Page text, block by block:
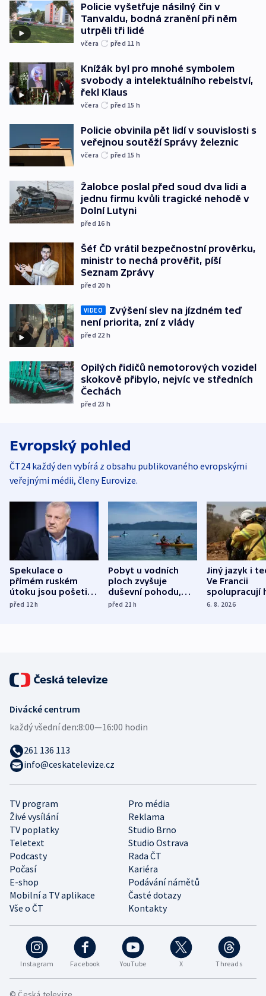
Policie vyšetřuje násilný čin v
Tanvaldu, bodná zranění při něm
utrpěli tři lidé
včera před 11 h
Knížák byl pro mnohé symbolem
svobody a intelektuálního rebelství,
řekl Klaus
včera před 15 h
Policie obvinila pět lidí v souvislosti s
veřejnou soutěží Správy železnic
včera před 15 h
Žalobce poslal před soud dva lidi a
jednu firmu kvůli tragické nehodě v
Dolní Lutyni
před 16 h
Šéf ČD vrátil bezpečnostní prověrku,
ministr to nechá prověřit, píší
Seznam Zprávy
před 20 h
VIDEO
Zvýšení slev na jízdném teď
není priorita, zní z vlády
před 22 h
Opilých řidičů nemotorových vozidel
skokově přibylo, nejvíc ve středních
Čechách
před 23 h
Evropský pohled
ČT24 každý den vybírá z obsahu publikovaného evropskými
veřejnými médii, členy Eurovize.
Spekulace o
přímém ruském
útoku jsou pošetilé,
míní estonský
před 12h
Pobyt u vodních
ploch zvyšuje
duševní pohodu,
ukázala
před 21h
Jiný jazyk i
Ve Francii
spolupracují
různých zemí
6. 8. 2026
Instagram Facebook YouTube X Threads
TV program
Pro média
Živé vysílání
Reklama
TV poplatky
Studio Brno
Teletext
Studio Ostrava
Podcasty
Rada ČT
Počasí
Kariéra
E-shop
Podávání námětů
Mobilní a TV aplikace
Časté dotazy
Vše o ČT
Kontakty
Divácké centrum
každý všední den:8:00—16:00 hodin
261 136 113
info@ceskatelevize.cz